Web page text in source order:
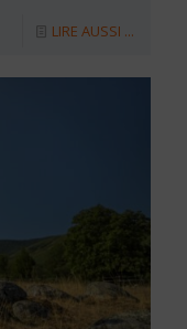
LIRE AUSSI ...